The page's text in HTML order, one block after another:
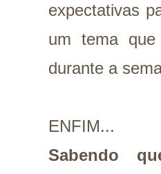
expectativas
um tema que
durante a
ENFIM...
Sabendo